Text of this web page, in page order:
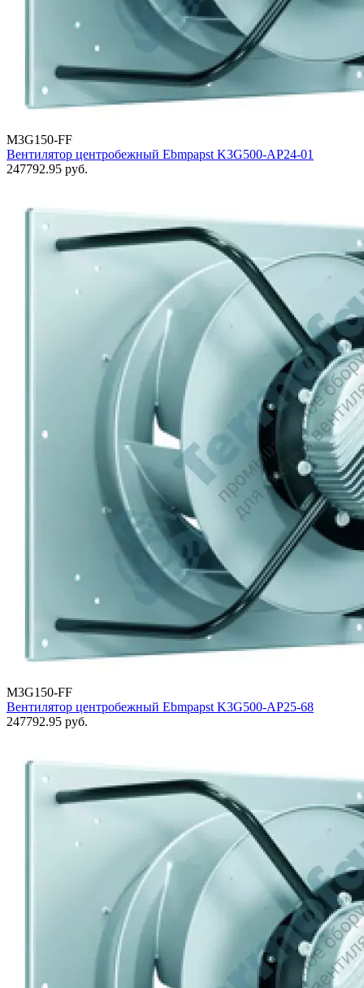
M3G150-FF
Вентилятор центробежный Ebmpapst K3G500-AP24-01
247792.95 руб.
M3G150-FF
Вентилятор центробежный Ebmpapst K3G500-AP25-68
247792.95 руб.